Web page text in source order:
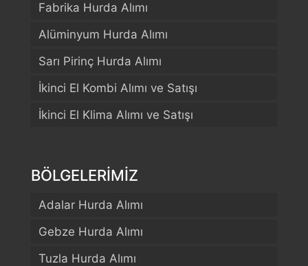
Fabrika Hurda Alımı
Alüminyum Hurda Alımı
Sarı Pirinç Hurda Alımı
İkinci El Kombi Alımı ve Satışı
İkinci El Klima Alımı ve Satışı
BÖLGELERİMİZ
Adalar Hurda Alımı
Gebze Hurda Alımı
Tuzla Hurda Alımı